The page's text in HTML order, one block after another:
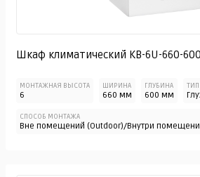
Шкаф климатический KB-6U-660-600
МОНТАЖНАЯ ВЫСОТА
6
ШИРИНА
660 мм
ГЛУБИНА
600 мм
СПОСОБ МОНТАЖА
Вне помещений (Outdoor)/Внутри